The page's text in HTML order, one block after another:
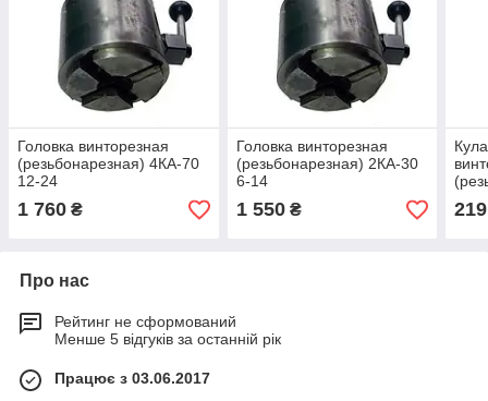
Головка винторезная
(резьбонарезная) 4КА-70
12-24
1 760 ₴
Головка винторезная
(резьбонарезная) 2КА-30
6-14
1 550₴
4 шт
219
Про нас
Рейтинг не сформований
Менше 5 відгуків за останній рік
Працює з 03.06.2017